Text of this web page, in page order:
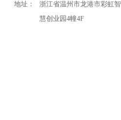
地址：
浙江省温州市龙港市彩虹智
慧创业园4幢4F